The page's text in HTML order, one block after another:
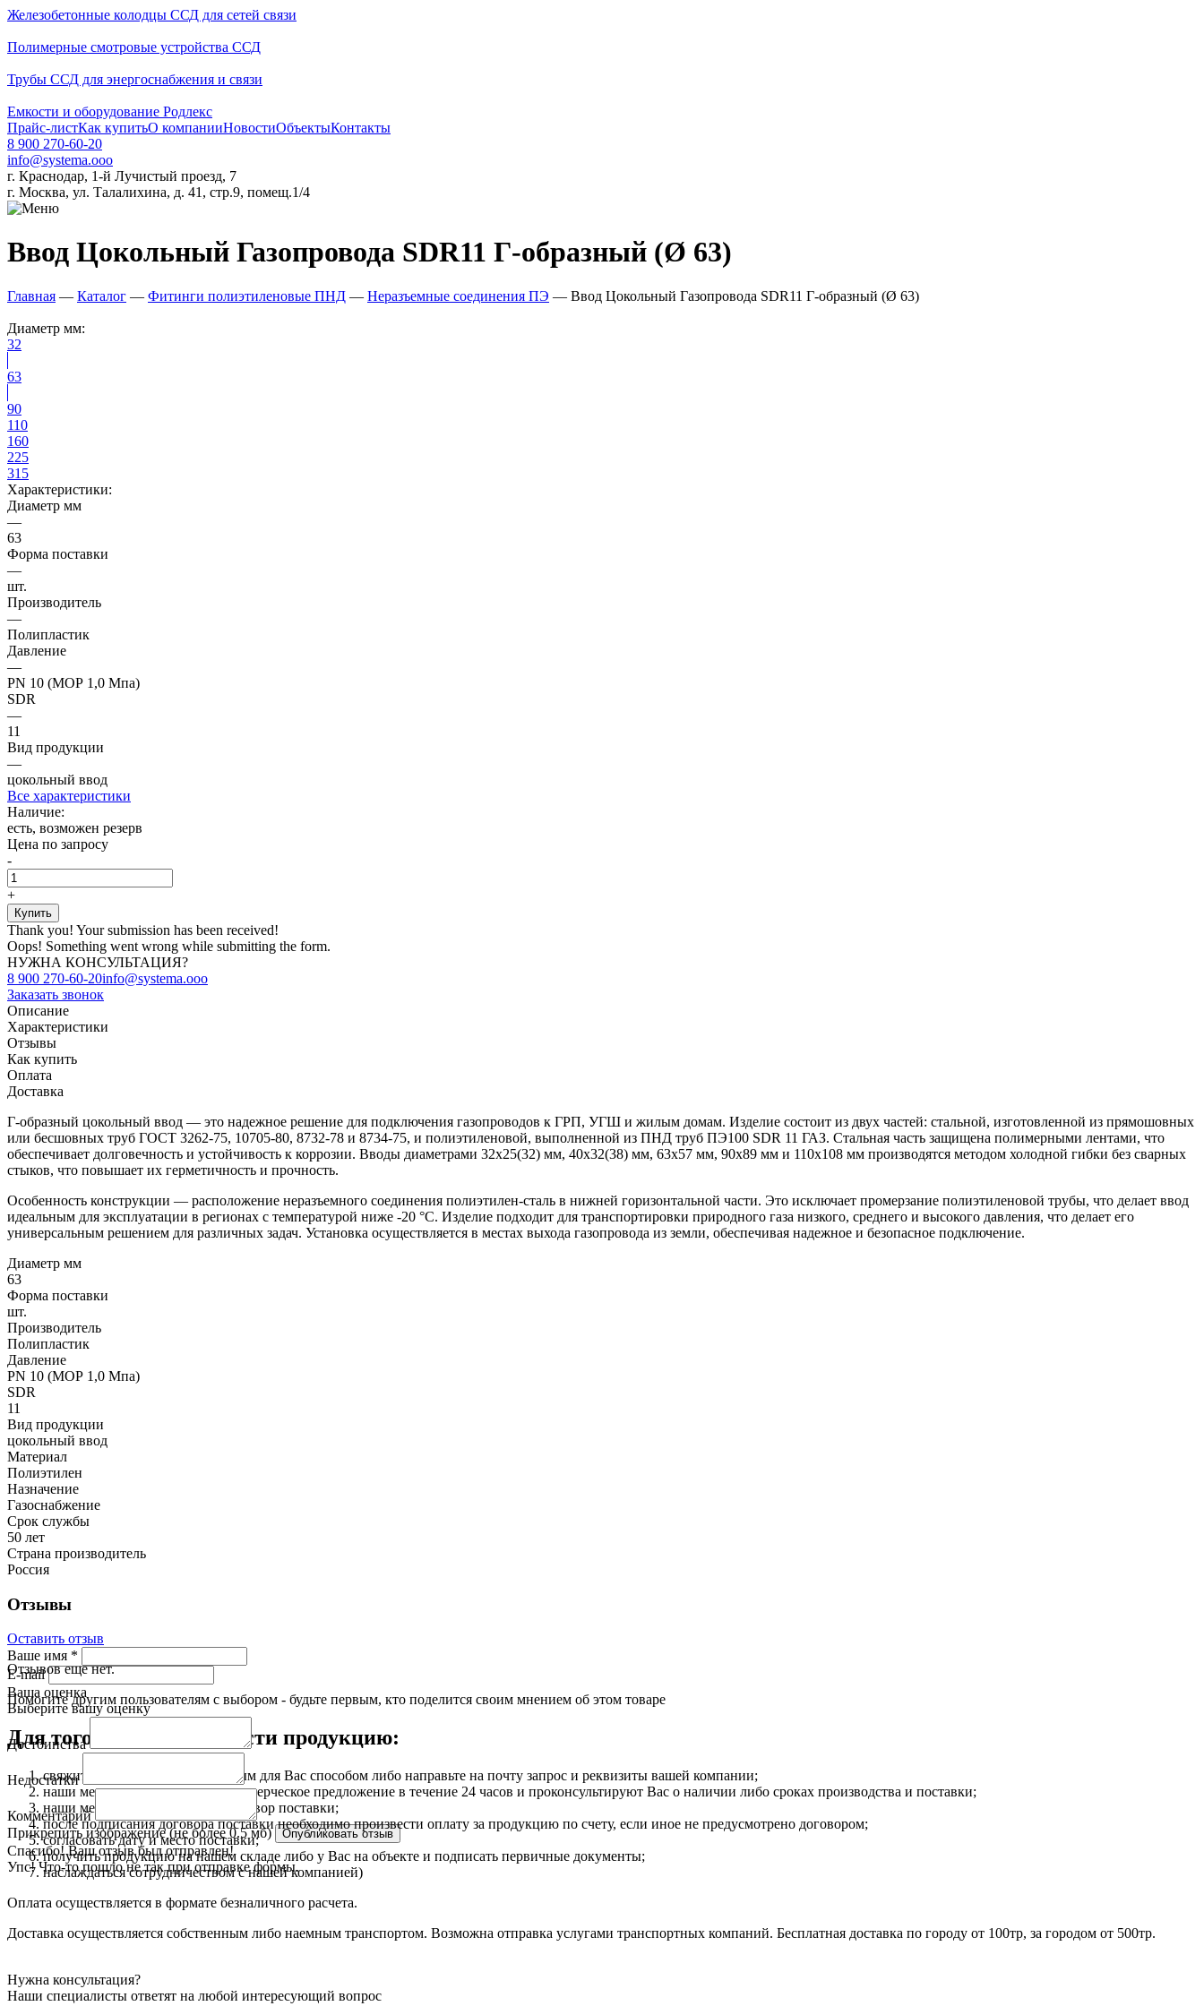
Железобетонные колодцы ССД для сетей связи
Полимерные смотровые устройства ССД
Трубы ССД для энергоснабжения и связи
Емкости и оборудование Родлекс
Прайс-листКак купитьО компанииНовостиОбъектыКонтакты
8 900 270-60-20
info@systema.ooo
г. Краснодар, 1-й Лучистый проезд, 7
г. Москва, ул. Талалихина, д. 41, стр.9, помещ.1/4
Ввод Цокольный Газопровода SDR11 Г-образный (Ø 63)
Главная — Каталог — Фитинги полиэтиленовые ПНД — Неразъемные соединения ПЭ — Ввод Цокольный Газопровода SDR11 Г-образный (Ø 63)
Диаметр мм:
32
63
90
110
160
225
315
Характеристики:
Диаметр мм
—
63
Форма поставки
—
шт.
Производитель
—
Полипластик
Давление
—
PN 10 (МОР 1,0 Мпа)
SDR
—
11
Вид продукции
—
цокольный ввод
Все характеристики
Наличие:
есть, возможен резерв
Цена по запросу
-
+
Thank you! Your submission has been received!
Oops! Something went wrong while submitting the form.
НУЖНА КОНСУЛЬТАЦИЯ?
8 900 270-60-20info@systema.ooo
Заказать звонок
Описание
Характеристики
Отзывы
Как купить
Оплата
Доставка
Г-образный цокольный ввод — это надежное решение для подключения газопроводов к ГРП, УГШ и жилым домам. Изделие состоит из двух частей: стальной, изготовленной из прямошовных
или бесшовных труб ГОСТ 3262-75, 10705-80, 8732-78 и 8734-75, и полиэтиленовой, выполненной из ПНД труб ПЭ100 SDR 11 ГАЗ. Стальная часть защищена полимерными лентами, что
обеспечивает долговечность и устойчивость к коррозии. Вводы диаметрами 32х25(32) мм, 40х32(38) мм, 63х57 мм, 90х89 мм и 110х108 мм производятся методом холодной гибки без сварных
стыков, что повышает их герметичность и прочность.
Особенность конструкции — расположение неразъемного соединения полиэтилен-сталь в нижней горизонтальной части. Это исключает промерзание полиэтиленовой трубы, что делает ввод
идеальным для эксплуатации в регионах с температурой ниже -20 °С. Изделие подходит для транспортировки природного газа низкого, среднего и высокого давления, что делает его
универсальным решением для различных задач. Установка осуществляется в местах выхода газопровода из земли, обеспечивая надежное и безопасное подключение.
Диаметр мм
63
Форма поставки
шт.
Производитель
Полипластик
Давление
PN 10 (МОР 1,0 Мпа)
SDR
11
Вид продукции
цокольный ввод
Материал
Полиэтилен
Назначение
Газоснабжение
Срок службы
50 лет
Страна производитель
Россия
Отзывы
Оставить отзыв
Ваше имя *
E-mail
Ваша оценка
Выберите вашу оценку
Достоинства
Недостатки
Комментарий
Прикрепить изображение (не более 0.5 мб)
Спасибо! Ваш отзыв был отправлен!
Упс! Что-то пошло не так при отправке формы.
Отзывов еще нет.
Помогите другим пользователям с выбором - будьте первым, кто поделится своим мнением об этом товаре
Для того чтобы приобрести продукцию:
свяжитесь с нами любым удобным для Вас способом либо направьте на почту запрос и реквизиты вашей компании;
наши менеджеры подготовят коммерческое предложение в течение 24 часов и проконсультируют Вас о наличии либо сроках производства и поставки;
наши менеджеры подготовят договор поставки;
после подписания договора поставки необходимо произвести оплату за продукцию по счету, если иное не предусмотрено договором;
согласовать дату и место поставки;
получить продукцию на нашем складе либо у Вас на объекте и подписать первичные документы;
наслаждаться сотрудничеством с нашей компанией)
Оплата осуществляется в формате безналичного расчета.
Доставка осуществляется собственным либо наемным транспортом. Возможна отправка услугами транспортных компаний. Бесплатная доставка по городу от 100тр, за городом от 500тр.
Нужна консультация?
Наши специалисты ответят на любой интересующий вопрос